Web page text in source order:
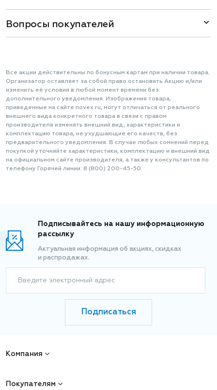
Вопросы покупателей
Все акции действительны по бонусным картам при наличии товара.
Организатор оставляет за собой право остановить Акцию и/или
изменить её условия в любой момент времени без
дополнительного уведомления. Изображения товара,
приведенные на сайте novex.ru, могут отличаться от реального
внешнего вида конкретного товара в связи с правом
производителя изменять внешний вид, характеристики и
комплектацию товара, не ухудшающие его качеств, без
предварительного уведомления. В случае любых сомнений перед
покупкой уточняйте характеристики, комплектацию и внешний вид
на официальном сайте производителя, а также у консультантов по
телефону Горячей линии: 8 (800) 200-45-50.
Подписывайтесь на нашу информационную
рассылку
Актуальная информация об акциях, скидках
и распродажах.
Введите электронный адрес
Подписаться
Компания
Покупателям